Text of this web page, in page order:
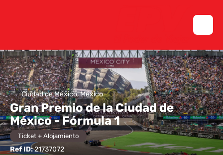
Ciudad de México, México
Gran Premio de la Ciudad de
México - Fórmula 1
Ticket + Alojamiento
Ref ID:21737072